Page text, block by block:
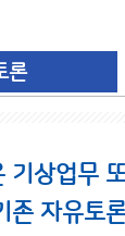
론
기상업무
존 자유토